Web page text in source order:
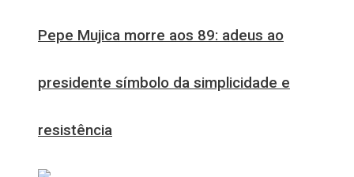
Pepe Mujica morre aos 89: adeus ao
presidente símbolo da simplicidade e
resistência